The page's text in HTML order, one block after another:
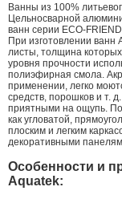
Ванны из 100%
Цельносварной
ванн серии ECO-
При изготовлении ванн
листы, толщина
уровня прочности
полиэфирная смола.
применении, легко
средств, порошков и т.
приятными на ощупь.
как угловатой,
плоским и легким
декоративными
Особенности и
Aquatek: